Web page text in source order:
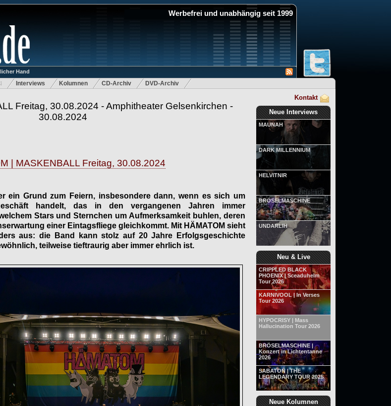
Werbefrei und unabhängig seit 1999
Hand
Interviews Kolumnen CD-Archiv DVD-Archiv
Kontakt
Neue Interviews
MAUNAH
DARK MILLENNIUM
HELVITNIR
BRÖSELMASCHINE
UNDARLIH
Neu & Live
CRIPPLED BLACK
PHOENIX | Sceaduhelm
Tour 2026
KARNIVOOL | In Verses
Tour 2026
HYPOCRISY | Mass
Hallucination Tour 2026
BRÖSELMASCHINE |
Konzert in Lichtentanne
2026
SABATON | THE
LEGENDARY TOUR 2025
Neue Kolumnen
Freitag, 30.08.2024 - Amphitheater Gelsenkirchen -
30.08.2024
| MASKENBALL Freitag, 30.08.2024
ein Grund zum Feiern, insbesondere dann, wenn es sich um
handelt, das in den vergangenen Jahren immer
Stars und Sternchen um Aufmerksamkeit buhlen, deren
einer Eintagsfliege gleichkommt. Mit HÄMATOM sieht
aus: die Band kann stolz auf 20 Jahre Erfolgsgeschichte
teilweise tieftraurig aber immer ehrlich ist.